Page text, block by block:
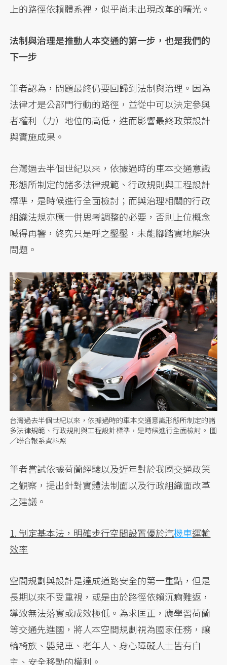
上的路徑依賴體系裡，似乎尚未出現改革的曙光。
法制與治理是推動人本交通的第一步，也是我們的
下一步
筆者認為，問題最終仍要回歸到法制與治理。因為
法律才是公部門行動的路徑，並從中可以決定參與
者權利（力）地位的高低，進而影響最終政策設計
與實施成果。
台灣過去半個世紀以來，依據過時的車本交通意識
形態所制定的諸多法律規範、行政規則與工程設計
標準，是時候進行全面檢討；而與治理相關的行政
組織法規亦應一併思考調整的必要，否則上位概念
喊得再響，終究只是呼之鑿鑿，未能腳踏實地解決
問題。
台灣過去半個世紀以來，依據過時的車本交通意識形態所制定的諸
多法律規範、行政規則與工程設計標準，是時候進行全面檢討。 圖
／聯合報系資料照
筆者嘗試依據荷蘭經驗以及近年對於我國交通政策
之觀察，提出針對實體法制面以及行政組織面改革
之建議。
1. 制定基本法，明確步行空間設置優於汽機車運輸
效率
空間規劃與設計是達成道路安全的第一重點，但是
長期以來不受重視，或是由於路徑依賴沉痾難返，
導致無法落實或成效極低。為求匡正，應學習荷蘭
等交通先進國，將人本空間規劃視為國家任務，讓
輪椅族、嬰兒車、老年人、身心障礙人士皆有自
主、安全移動的權利。